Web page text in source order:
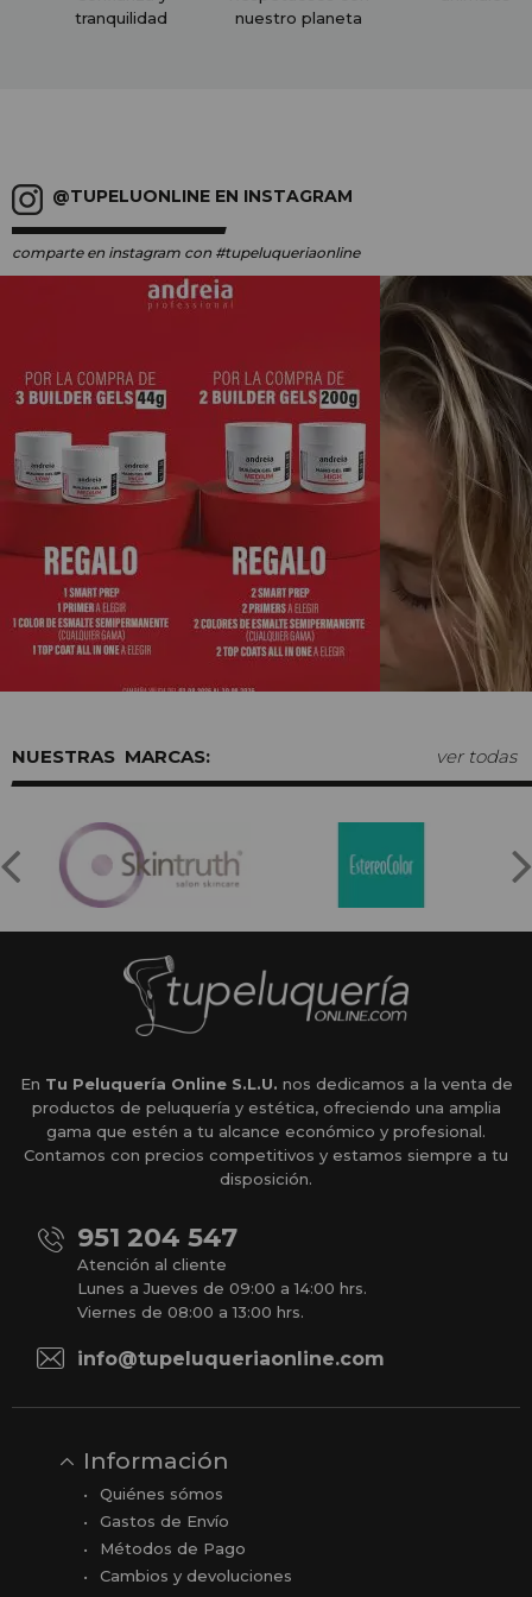
tranquilidad
nuestro planeta
@TUPELUONLINE EN INSTAGRAM
comparte en instagram con #tupeluqueriaonline
MARCAS: ver todas
En Tu Peluquería Online S.L.U. nos dedicamos a la venta de
productos de peluquería y estética, ofreciendo una amplia
gama que estén a tu alcance económico y profesional.
Contamos con precios competitivos y estamos siempre a tu
disposición.
951 204 547
Atención al cliente
Lunes a Jueves de 09:00 a 14:00 hrs.
Viernes de 08:00 a 13:00 hrs.
info@tupeluqueriaonline.com
Información
Quiénes sómos
Gastos de Envío
Métodos de Pago
Cambios y devoluciones